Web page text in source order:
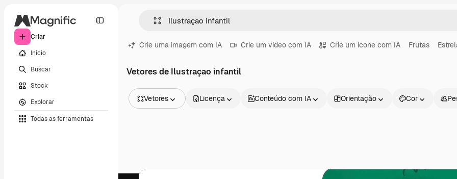
Criar
Início
Buscar
Stock
Explorar
Todas as ferramentas
Crie uma imagem com IA Crie um vídeo com IA Crie um ícone com IA Frutas
Vetores de Ilustraçao infantil
Vetores
Vídeos
Licença Conteúdo com IA Orientação Cor